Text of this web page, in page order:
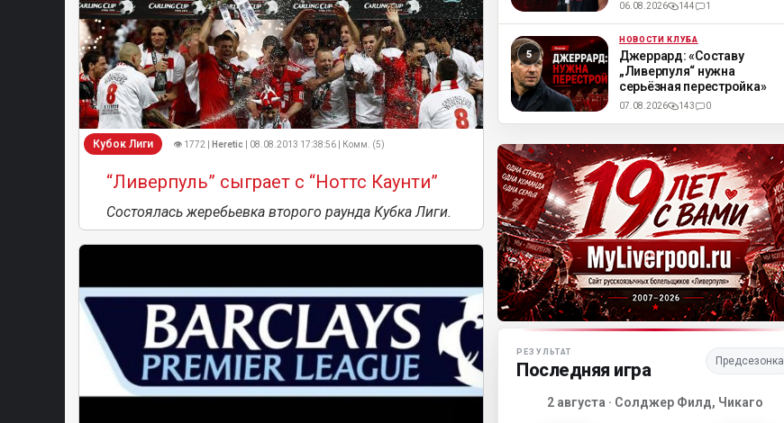
Кубок Лиги 👁 1772 | Heretic | 08.08.2013 17:38:56 | Комм. (5)
“Ливерпуль” сыграет с “Ноттс Каунти”
Состоялась жеребьевка второго раунда Кубка Лиги.
06.08.2026 144 1
ML НОВОСТИ КЛУБА
Джеррард: «Составу
„Ливерпуля“ нужна
серьёзная перестройка»
07.08.2026 143 0
Матч-центр «Ливерпуля»
РЕЗУЛЬТАТ
Последняя игра Предсезонка
2 августа · Солджер Филд, Чикаго